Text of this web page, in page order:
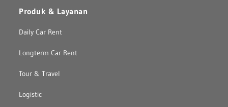
Produk & Layanan
Daily Car Rent
Longterm Car Rent
Tour & Travel
Logistic